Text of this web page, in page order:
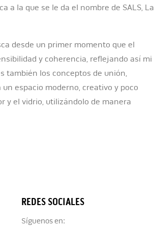
a la que se le da el nombre de SALS, La
desde un primer momento que el
y coherencia, reflejando así mi
también los conceptos de unión,
espacio moderno, creativo y poco
y el vidrio, utilizándolo de manera
REDES SOCIALES
Síguenos en: